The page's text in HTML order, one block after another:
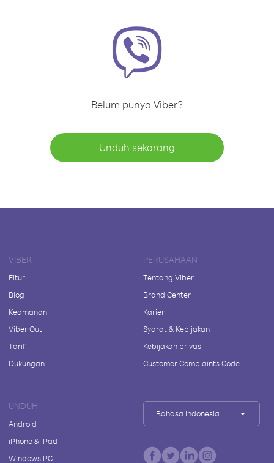
Belum punya Viber?
Unduh sekarang
VIBER
Fitur
Blog
Keamanan
Viber Out
Tarif
Dukungan
PERUSAHAAN
Tentang Viber
Brand Center
Karier
Syarat & Kebijakan
Kebijakan privasi
Customer Complaints Code
UNDUH
Android
iPhone & iPad
Windows PC
Bahasa Indonesia